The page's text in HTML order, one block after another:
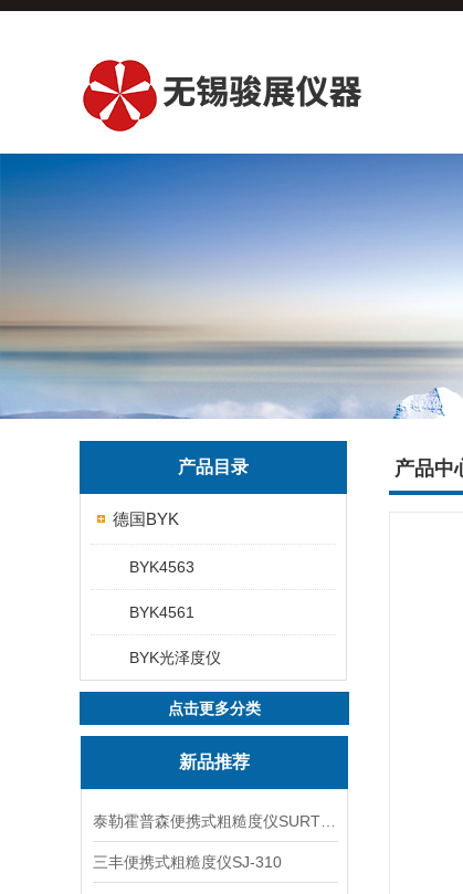
产品目录
德国BYK
BYK4563
BYK4561
BYK光泽度仪
点击更多分类
新品推荐
三丰便携式粗糙度仪SJ-310
产品中